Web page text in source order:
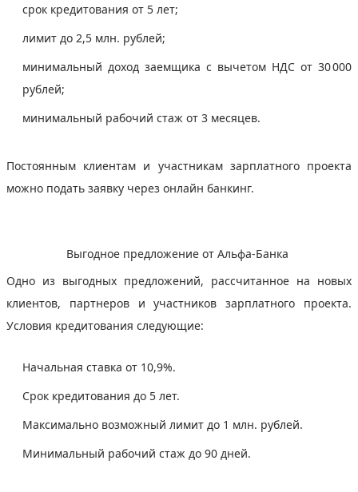
срок кредитования от 5 лет;
лимит до 2,5 млн. рублей;
минимальный доход заемщика с вычетом НДС от 30 000
рублей;
минимальный рабочий стаж от 3 месяцев.
Постоянным клиентам и участникам зарплатного проекта
можно подать заявку через онлайн банкинг.
Выгодное предложение от Альфа-Банка
Одно из выгодных предложений, рассчитанное на новых
клиентов, партнеров и участников зарплатного проекта.
Условия кредитования следующие:
Начальная ставка от 10,9%.
Срок кредитования до 5 лет.
Максимально возможный лимит до 1 млн. рублей.
Минимальный рабочий стаж до 90 дней.